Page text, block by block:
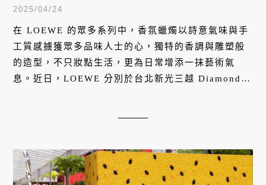
2025/04/24
在 LOEWE 的眾多系列中，香氛蠟燭以詩意氣味與手
工質感擄獲眾多品味人士的心，獨特的香調與雕塑般
的造型，不只妝點生活，更為日常增添一抹藝術氣
息。近日，LOEWE 分別於台北新光三越 Diamond